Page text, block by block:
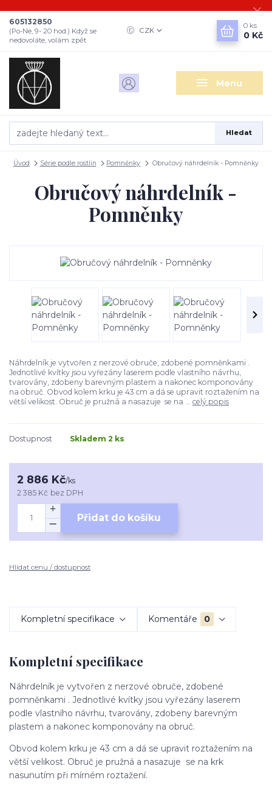
Menu
CZK
Hledat
605132850
(Po-Ne, 9- 20 hod.) Když se
nedovoláte, volám zpět
0 ks
0 Kč
Úvod Série podle rostlin Pomněnky Obručový náhrdelník - Pomněnky
Obručový náhrdelník -
Pomněnky
Náhrdelník je vytvořen z nerzové obruče, zdobené pomněnkami .
Jednotlivé kvítky jsou vyřezány laserem podle vlastního návrhu,
tvarovány, zdobeny barevným plastem a nakonec komponovány
na obruč. Obvod kolem krku je 43 cm a dá se upravit roztažením na
větší velikost. Obruč je pružná a nasazuje se na ... celý popis
Dostupnost Skladem 2 ks
2 886 Kč/ks
2 385 Kč bez DPH
Přidat do košíku
Hlídat cenu / dostupnost
Kompletní specifikace Komentáře 0
Kompletní specifikace
Náhrdelník je vytvořen z nerzové obruče, zdobené
pomněnkami . Jednotlivé kvítky jsou vyřezány laserem
podle vlastního návrhu, tvarovány, zdobeny barevným
plastem a nakonec komponovány na obruč.
Obvod kolem krku je 43 cm a dá se upravit roztažením na
větší velikost. Obruč je pružná a nasazuje se na krk
nasunutím při mírném roztažení.